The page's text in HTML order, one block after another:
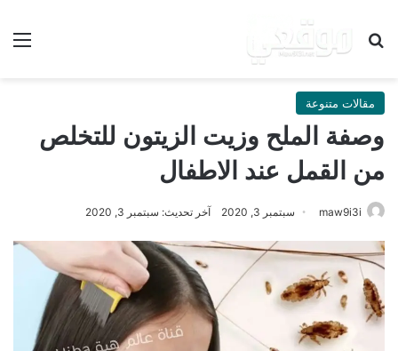
بحث عن
مقالات متنوعة
وصفة الملح وزيت الزيتون للتخلص
من القمل عند الاطفال
maw9i3i سبتمبر 3, 2020 آخر تحديث: سبتمبر 3, 2020